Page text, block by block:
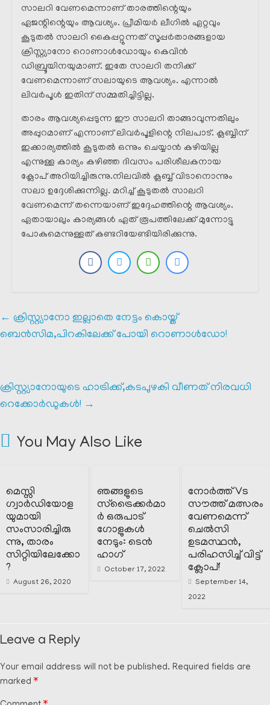
സാലറി വേണമെന്നാണ് താരത്തിന്റെയും
ഏജന്റിന്റെയും ആവശ്യം. പ്രീമിയർ ലീഗിൽ ഏറ്റവും
കൂടുതൽ സാലറി കൈപ്പറ്റുന്നത് സൂപ്പർതാരങ്ങളായ
ക്രിസ്റ്റ്യാനോ റൊണാൾഡോയും കെവിൻ
ഡിബ്രൂയിനയുമാണ്. ഇതേ സാലറി തനിക്ക്
വേണമെന്നാണ് സലായുടെ ആവശ്യം. എന്നാൽ
ലിവർപൂൾ ഇതിന് സമ്മതിച്ചിട്ടില്ല.
താരം ആവശ്യപ്പെടുന്ന ഈ സാലറി താങ്ങാവുന്നതിലും
അപ്പുറമാണ് എന്നാണ് ലിവർപൂളിന്റെ നിലപാട്. ക്ലബ്ബിന്
ഇക്കാര്യത്തിൽ കൂടുതൽ ഒന്നും ചെയ്യാൻ കഴിയില്ല
എന്നുള്ള കാര്യം കഴിഞ്ഞ ദിവസം പരിശീലകനായ
ക്ലോപ് അറിയിച്ചിരുന്നു.നിലവിൽ ക്ലബ്ബ് വിടാനൊന്നും
സലാ ഉദ്ദേശിക്കുന്നില്ല. മറിച്ച് കൂടുതൽ സാലറി
വേണമെന്ന് തന്നെയാണ് ഇദ്ദേഹത്തിന്റെ ആവശ്യം.
ഏതായാലും കാര്യങ്ങൾ ഏത് രൂപത്തിലേക്ക് മുന്നോട്ടു
പോകുമെന്നുള്ളത് കണ്ടറിയേണ്ടിയിരിക്കുന്നു.
← ക്രിസ്റ്റ്യാനോ ഇല്ലാതെ നേട്ടം കൊയ്ത്
ബെൻസിമ,പിറകിലേക്ക് പോയി റൊണാൾഡോ!
ക്രിസ്റ്റ്യാനോയുടെ ഹാട്രിക്ക്,കടപുഴകി വീണത് നിരവധി
റെക്കോർഡുകൾ! →
You May Also Like
മെസ്സി
ഗ്വാർഡിയോള
യുമായി
സംസാരിച്ചിരു
ന്നു, താരം
സിറ്റിയിലേക്കോ
?
August 26, 2020
ഞങ്ങളുടെ
സ്ട്രൈക്കർമാ
ർ ഒരുപാട്
ഗോളുകൾ
നേടും: ടെൻ
ഹാഗ്
October 17, 2022
നോർത്ത് Vs
സൗത്ത് മത്സരം
വേണമെന്ന്
ചെൽസി
ഉടമസ്ഥൻ,
പരിഹസിച്ച് വിട്ട്
ക്ലോപ്!
September 14,
2022
Leave a Reply
Your email address will not be published. Required fields are
marked *